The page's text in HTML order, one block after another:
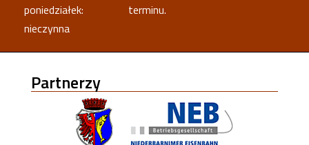
poniedziałek:
nieczynna
terminu.
Partnerzy